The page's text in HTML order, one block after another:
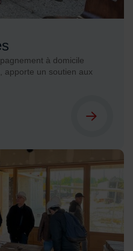
à domicile
apporte un soutien aux